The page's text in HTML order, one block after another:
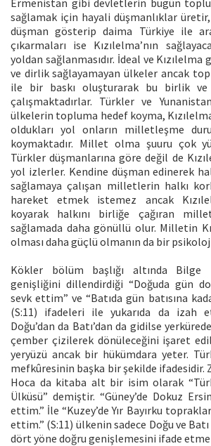
sağlamak için hayali düşmanlıklar
düşman gösterip daima Türkiye ile
çıkarmaları ise Kızılelma’nın
yoldan sağlanmasıdır. İdeal ve
ve dirlik sağlayamayan ülkeler ancak
ile bir baskı oluşturarak bu birlik ve
çalışmaktadırlar. Türkler ve
ülkelerin topluma hedef koyma,
oldukları yol onların milletleşme
koymaktadır. Millet olma şuuru çok
Türkler düşmanlarına göre değil de
yol izlerler. Kendine düşman edinerek
sağlamaya çalışan milletlerin halkı
hareket etmek istemez ancak
koyarak halkını birliğe çağıran
sağlamada daha gönüllü olur. Milletin
olması daha güçlü olmanın da bir
Kökler bölüm başlığı altında Bilge
genişliğini dillendirdiği “Doğuda gün
sevk ettim” ve “Batıda gün batısına
(S:11) ifadeleri ile yukarıda da izah
Doğu’dan da Batı’dan da gidilse
çember çizilerek dönüleceğini işaret
yeryüzü ancak bir hükümdara yeter.
mefkûresinin başka bir şekilde ifadesidir.
Hoca da kitaba alt bir isim olarak
Ülküsü” demiştir. “Güney’de Dokuz
ettim.” İle “Kuzey’de Yır Bayırku
ettim.” (S:11) ülkenin sadece Doğu ve
dört yöne doğru genişlemesini ifade